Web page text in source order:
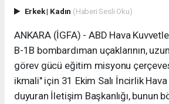
Erkek| Kadın (Haberi Sesli Oku)
ANKARA (İGFA) - ABD Hava
B-1B bombardıman uçaklarının,
görev gücü eğitim misyonu
ikmali" için 31 Ekim Salı İncirlik
duyuran İletişim Başkanlığı, bunun